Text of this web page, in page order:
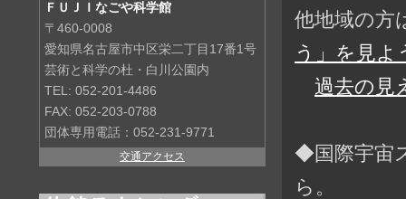
他地域の方
う」を見
過去の見
◆国際宇宙
ら。
ＦＵＪＩなごや科学館
〒460-0008
愛知県名古屋市中区栄二丁目17番1号
芸術と科学の杜・白川公園内
TEL: 052-201-4486
FAX: 052-203-0788
団体専用電話：052-231-9771
交通アクセス